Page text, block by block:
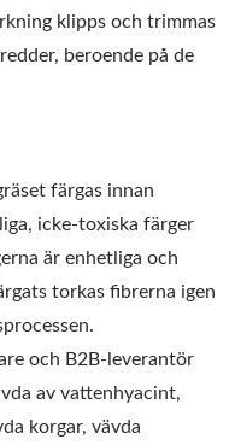
klipps och trimmas
beroende på de
färgas innan
icke-toxiska färger
är enhetliga och
torkas fibrerna igen
och B2B-leverantör
av vattenhyacint,
korgar, vävda